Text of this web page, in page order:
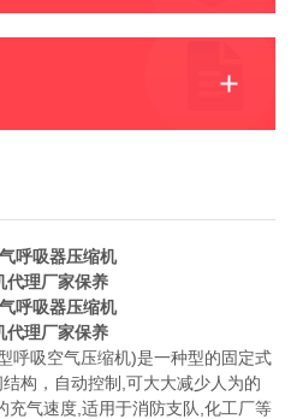
器压缩机
代理厂家保养
器压缩机
代理厂家保养
呼吸空气压缩机)是一种型的固定式
构，自动控制,可大大减少人为的
充气速度,适用于消防支队,化工厂等